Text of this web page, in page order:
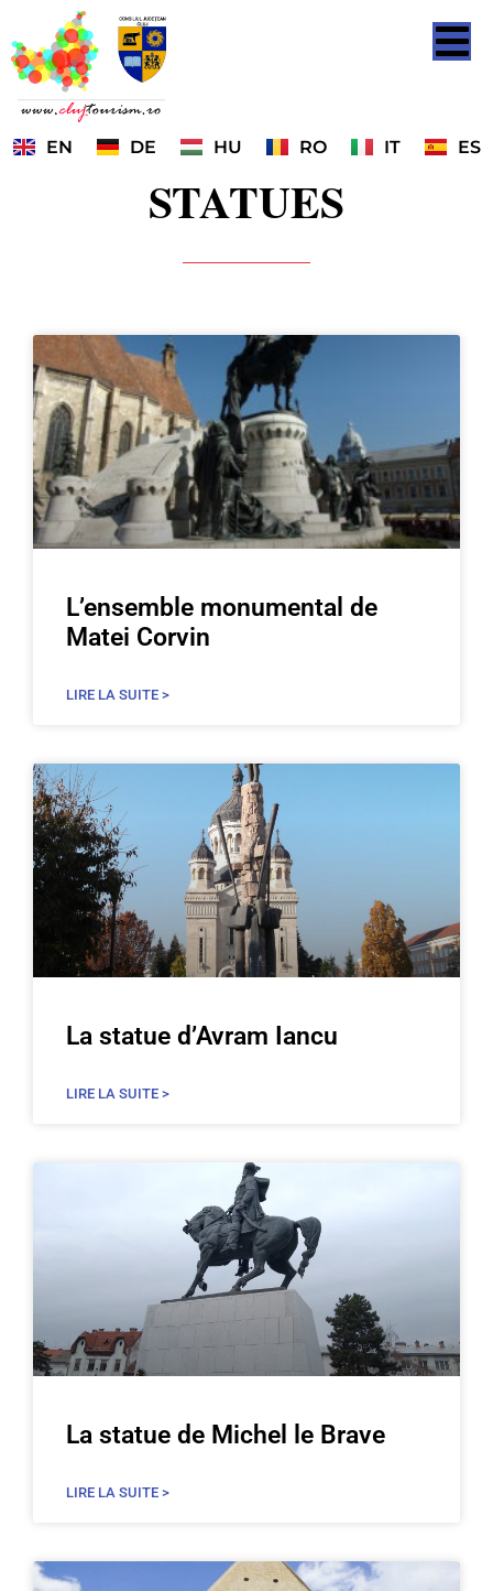
EN DE HU RO IT ES
STATUES
L’ensemble monumental de
Matei Corvin
LIRE LA SUITE >
La statue d’Avram Iancu
LIRE LA SUITE >
La statue de Michel le Brave
LIRE LA SUITE >